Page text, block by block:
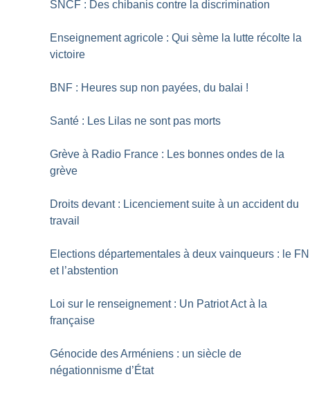
SNCF : Des chibanis contre la discrimination
Enseignement agricole : Qui sème la lutte récolte la
victoire
BNF : Heures sup non payées, du balai !
Santé : Les Lilas ne sont pas morts
Grève à Radio France : Les bonnes ondes de la
grève
Droits devant : Licenciement suite à un accident du
travail
Elections départementales à deux vainqueurs : le FN
et l’abstention
Loi sur le renseignement : Un Patriot Act à la
française
Génocide des Arméniens : un siècle de
négationnisme d’État